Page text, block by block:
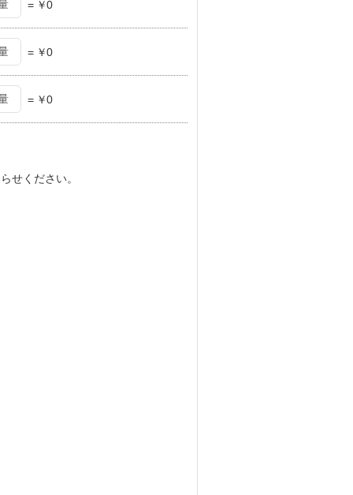
= ￥0
= ￥0
= ￥0
せください。